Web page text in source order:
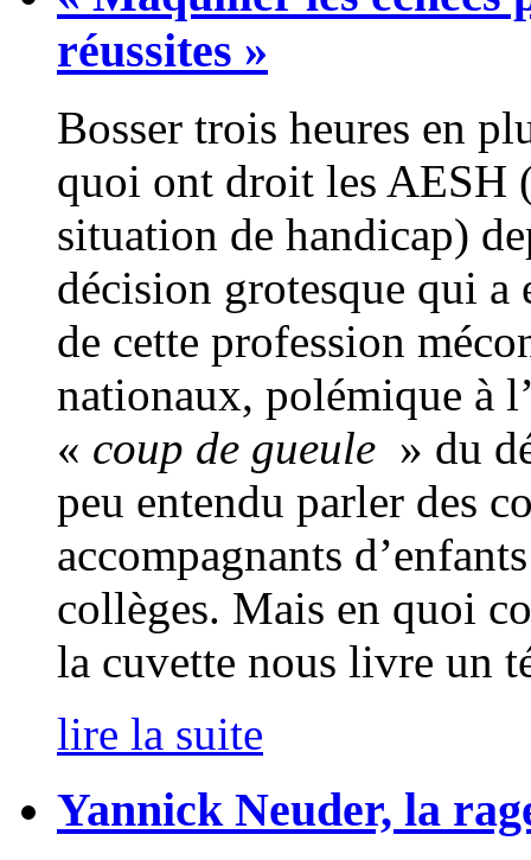
réussites »
Bosser trois heures en
quoi ont droit les AESH
situation de handicap)
décision grotesque qui
de cette profession
nationaux, polémique à
« coup de gueule » du
peu entendu parler des
accompagnants
collèges. Mais en quoi
la cuvette nous livre un
lire la suite
Yannick Neuder, la